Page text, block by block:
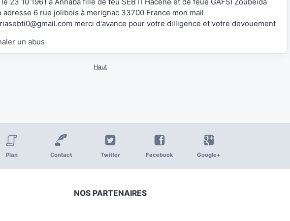
23 10 1961 à Annaba fille de feu SEBTI Hacene et de feue GAFSI Zoubeida
adresse 6 rue jolibois à merignac 33700 France mon mail
merci d'avance pour votre dilligence et votre devouement
un abus
Haut
Plan Contact Twitter Facebook Google+
NOS PARTENAIRES